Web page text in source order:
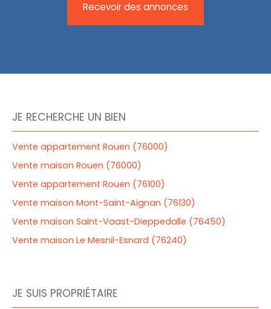
Recevoir des annonces
JE RECHERCHE UN BIEN
Vente appartement Rouen (76000)
Vente maison Rouen (76000)
Vente appartement Rouen (76100)
Vente maison Mont-Saint-Aignan (76130)
Vente maison Saint-Vaast-Dieppedalle (76450)
Vente maison Le Mesnil-Esnard (76240)
JE SUIS PROPRIÉTAIRE